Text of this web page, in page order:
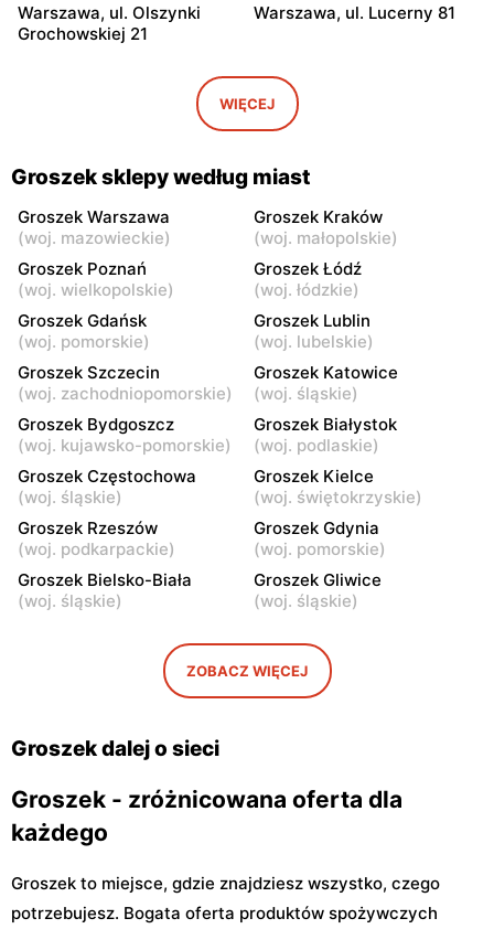
Warszawa, ul. Olszynki
Grochowskiej 21
Warszawa, ul. Lucerny 81
Warszawa, ul. Myśliborska
Groszek
Warszawa, ul. Grawerska 5
Groszek
Babice Nowe, ul.
Warszawska 278
Groszek
Wieruchowska 157
Warszawa al. Dzieci
Polskich 9
Warszawa, ul. Zasadowa 52
Groszek
Zamienie, ul. Waniliowa
1/80
Groszek
Pruszków, ul. Zdziarska 26
Groszek
Łomianki Dolne, ul. Wiślana
32E
Groszek
Łomianki, ul. Warszawska
280
Groszek
Warszawa, ul. Jana Pawła II
108
Groszek
Warszawa, ul. plac Wojska
Polskiego 114
Nowa Iwiczna, ul. Ignacego
Warszawa, ul. Rumiankowa
18
Kobyłka, ul. Nadarzyn 8
WIĘCEJ
Groszek sklepy według miast
Groszek Warszawa
(woj. mazowieckie)
Groszek Kraków
(woj. małopolskie)
Groszek Poznań
(woj. wielkopolskie)
Groszek Łódź
(woj. łódzkie)
Groszek Gdańsk
(woj. pomorskie)
Groszek Lublin
(woj. lubelskie)
Groszek Szczecin
(woj. zachodniopomorskie)
Groszek Katowice
(woj. śląskie)
Groszek Bydgoszcz
(woj. kujawsko-pomorskie)
Groszek Białystok
(woj. podlaskie)
Groszek Częstochowa
(woj. śląskie)
Groszek Kielce
(woj. świętokrzyskie)
Groszek Rzeszów
(woj. podkarpackie)
Groszek Gdynia
(woj. pomorskie)
Groszek Bielsko-Biała
(woj. śląskie)
Groszek Gliwice
(woj. śląskie)
ZOBACZ WIĘCEJ
Groszek dalej o sieci
Groszek - zróżnicowana oferta dla
każdego
Groszek to miejsce, gdzie znajdziesz wszystko, czego
potrzebujesz. Bogata oferta produktów spożywczych